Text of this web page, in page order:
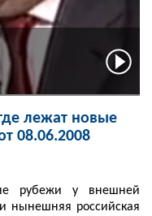
лежат новые
08.06.2008
рубежи у внешней
нынешняя российская